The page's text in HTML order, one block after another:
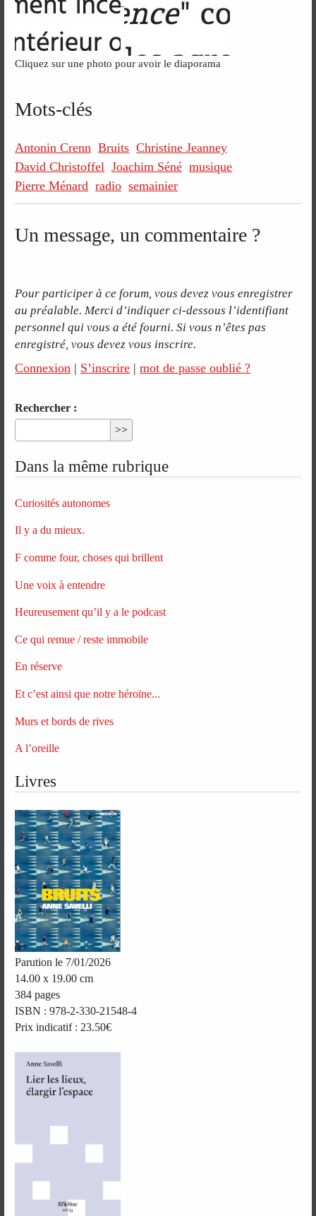
Cliquez sur une photo pour avoir le diaporama
Mots-clés
Antonin Crenn Bruits Christine Jeanney
David Christoffel Joachim Séné musique
Pierre Ménard radio semainier
Un message, un commentaire ?
Pour participer à ce forum, vous devez vous enregistrer
au préalable. Merci d’indiquer ci-dessous l’identifiant
personnel qui vous a été fourni. Si vous n’êtes pas
enregistré, vous devez vous inscrire.
Connexion | S’inscrire |mot de passe oublié ?
Rechercher :
Dans la même rubrique
Curiosités autonomes
Il y a du mieux.
F comme four, choses qui brillent
Une voix à entendre
Heureusement qu’il y a le podcast
Ce qui remue / reste immobile
En réserve
Et c’est ainsi que notre héroïne...
Murs et bords de rives
A l’oreille
Livres
Parution le 7/01/2026
14.00 x 19.00 cm
384 pages
ISBN : 978-2-330-21548-4
Prix indicatif : 23.50€